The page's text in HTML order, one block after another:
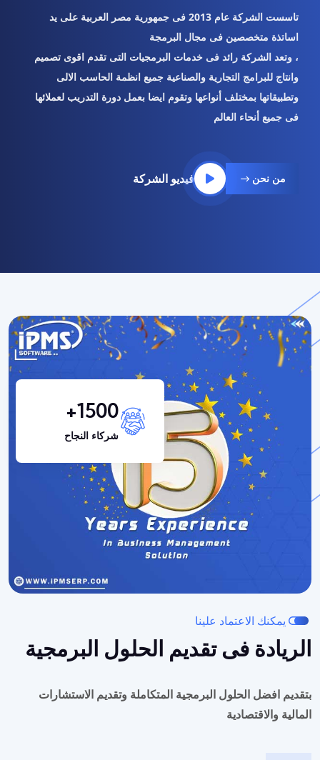
تاسست الشركة عام 2013 فى جمهورية مصر العربية على يد
اساتذة متخصصين فى مجال البرمجة
، وتعد الشركة رائد فى خدمات البرمجيات التى تقدم اقوى تصميم
وانتاج للبرامج التجارية والصناعية جميع انظمة الحاسب الالى
وتطبيقاتها بمختلف أنواعها وتقوم ايضا بعمل دورة التدريب لعملائها
فى جميع أنحاء العالم
من نحن فيديو الشركة
يمكنك الاعتماد علينا
الريادة فى تقديم الحلول البرمجية
بتقديم افضل الحلول البرمجية المتكاملة وتقديم الاستشارات
المالية والاقتصادية
1500
+
شركاء النجاح